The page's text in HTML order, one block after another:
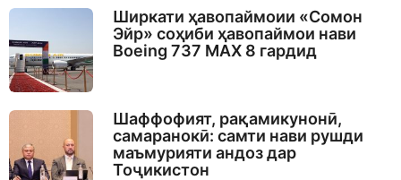
Ширкати ҳавопаймоии «Сомон
Эйр» соҳиби ҳавопаймои нави
Boeing 737 MAX 8 гардид
Шаффофият, рақамикунонӣ,
самаранокӣ: самти нави рушди
маъмурияти андоз дар
Тоҷикистон